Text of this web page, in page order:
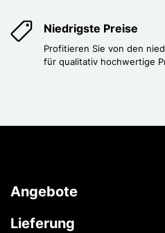
Niedrigste Preise
Profitieren Sie von den
für qualitativ hochwertige
Angebote
Lieferung